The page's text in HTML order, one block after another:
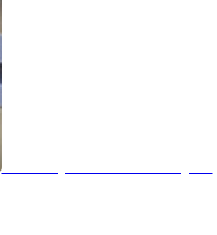
Isolatieglas of vacuümglas